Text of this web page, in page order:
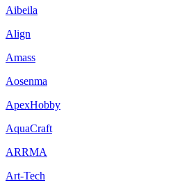
Aibeila
Align
Amass
Aosenma
ApexHobby
AquaCraft
ARRMA
Art-Tech